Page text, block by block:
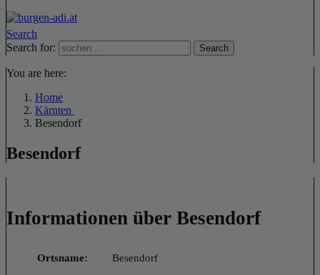
Search
Search for:
Search
You are here:
Home
Kärnten
Besendorf
Besendorf
Informationen über Besendorf
Ortsname: Besendorf